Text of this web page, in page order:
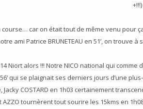
+!!!)
course… car on était tout de même venu pour
ami Patrice BRUNETEAU en 51’, on trouve
Niort alors !!! Notre NICO national qui comme
56’ qui se plaignait ses derniers jours d’une
Jacky COSTARD en 1h03 certainement
AZZO tournèrent tout sourire les 15kms en